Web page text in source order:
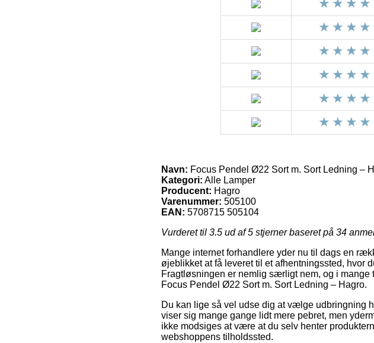
Navn: Focus Pendel Ø22 Sort m. Sort Ledning –
Kategori: Alle Lamper
Producent: Hagro
Varenummer: 505100
EAN: 5708715 505104
Vurderet til 3.5 ud af 5 stjerner baseret på 34
Mange internet forhandlere yder nu til dags en
øjeblikket at få leveret til et afhentningssted, hvor
Fragtløsningen er nemlig særligt nem, og i
Focus Pendel Ø22 Sort m. Sort Ledning – Hagro.
Du kan lige så vel udse dig at vælge udbringning
viser sig mange gange lidt mere pebret, men
ikke modsiges at være at du selv henter
webshoppens tilholdssted.